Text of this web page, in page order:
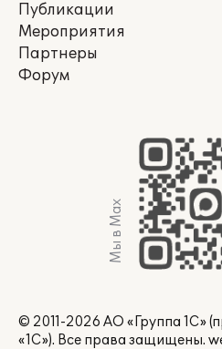
Публикации
Мероприятия
Партнеры
Форум
Мы в Max
© 2011-2026 АО «Группа 1С»
«1С»). Все права защищены.